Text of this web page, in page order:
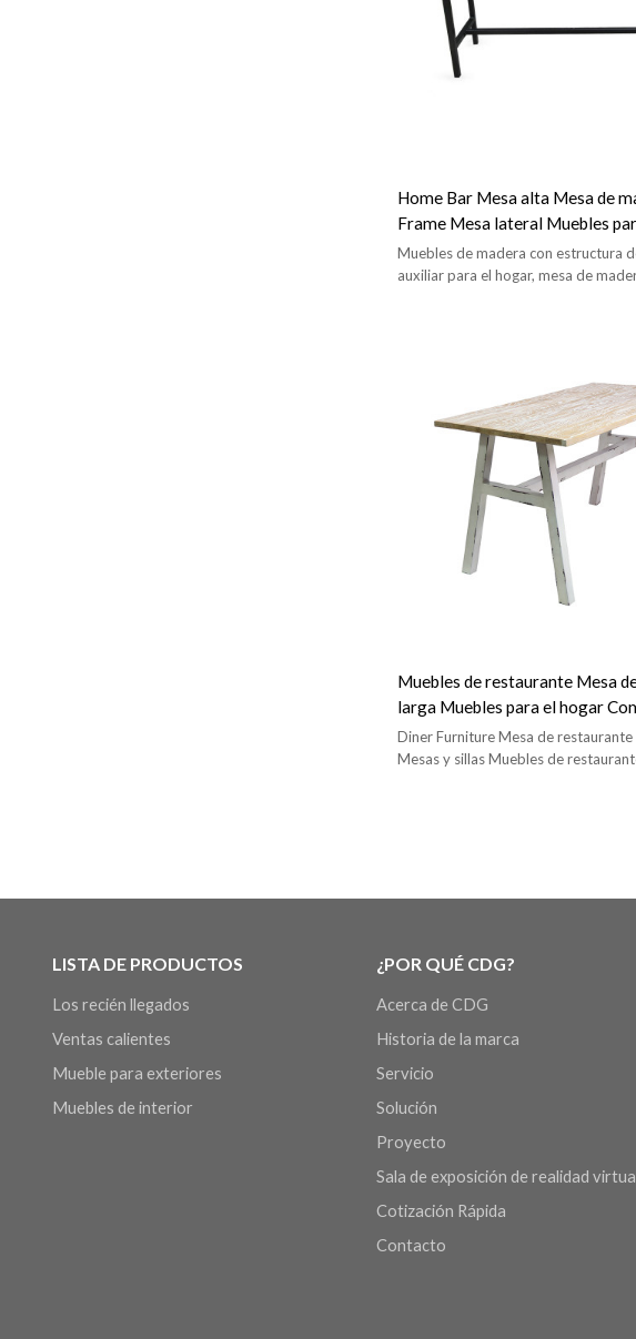
Home Bar Mesa alta Mesa de
Frame Mesa lateral Muebles
Muebles de madera con estructura
auxiliar para el hogar, mesa de
Muebles de restaurante Mesa
larga Muebles para el hogar
de madera
Diner Furniture Mesa de restaurante
Mesas y sillas Muebles de
LISTA DE PRODUCTOS
Los recién llegados
Ventas calientes
Mueble para exteriores
Muebles de interior
¿POR QUÉ CDG?
Acerca de CDG
Historia de la marca
Servicio
Solución
Proyecto
Sala de exposición de realidad
Cotización Rápida
Contacto